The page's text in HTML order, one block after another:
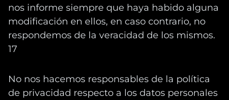
nos informe siempre que haya habido alguna
modificación en ellos, en caso contrario, no
respondemos de la veracidad de los mismos.
17
No nos hacemos responsables de la política
de privacidad respecto a los datos personales